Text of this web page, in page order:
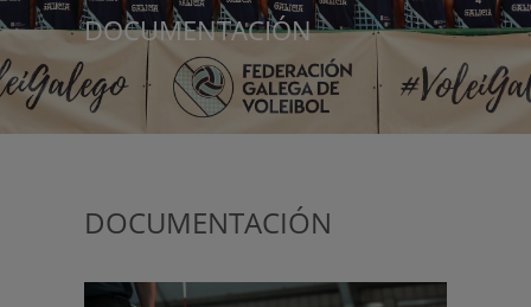
DOCUMENTACIÓN
DOCUMENTACIÓN